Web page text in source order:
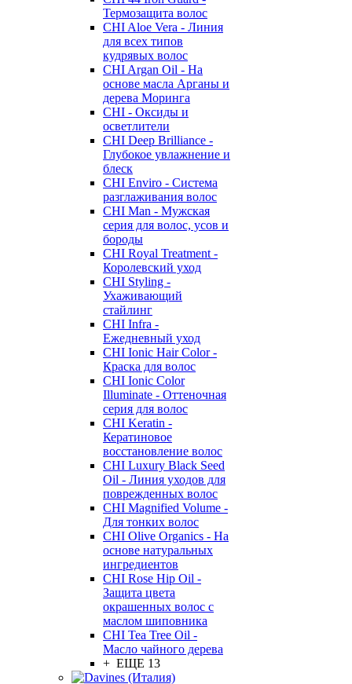
Термозащита волос
CHI Aloe Vera - Линия
для всех типов
кудрявых волос
CHI Argan Oil - На
основе масла Арганы и
дерева Моринга
CHI - Оксиды и
осветлители
CHI Deep Brilliance -
Глубокое увлажнение и
блеск
CHI Enviro - Система
разглаживания волос
CHI Man - Мужская
серия для волос, усов и
бороды
CHI Royal Treatment -
Королевский уход
CHI Styling -
Ухаживающий
стайлинг
CHI Infra -
Ежедневный уход
CHI Ionic Hair Color -
Краска для волос
CHI Ionic Color
Illuminate - Оттеночная
серия для волос
CHI Keratin -
Кератиновое
восстановление волос
CHI Luxury Black Seed
Oil - Линия уходов для
поврежденных волос
CHI Magnified Volume -
Для тонких волос
CHI Olive Organics - На
основе натуральных
ингредиентов
CHI Rose Hip Oil -
Защита цвета
окрашенных волос с
маслом шиповника
CHI Tea Tree Oil -
Масло чайного дерева
+ ЕЩЕ 13